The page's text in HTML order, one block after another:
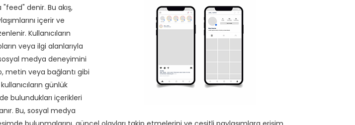
denir. Bu akış,
içerir ve
Kullanıcıların
veya ilgi alanlarıyla
medya deneyimini
metin veya bağlantı gibi
günlük
bulundukları içerikleri
Bu, sosyal medya